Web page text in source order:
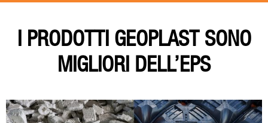
I PRODOTTI GEOPLAST SONO
MIGLIORI DELL’EPS